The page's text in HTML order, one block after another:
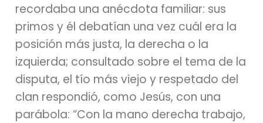
recordaba una anécdota familiar: sus
primos y él debatían una vez cuál era la
posición más justa, la derecha o la
izquierda; consultado sobre el tema de la
disputa, el tío más viejo y respetado del
clan respondió, como Jesús, con una
parábola: “Con la mano derecha trabajo,